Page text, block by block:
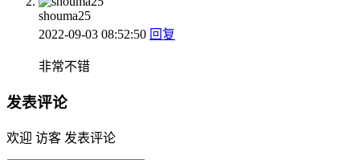
shouma25
2022-09-03 08:52:50 回复
非常不错
发表评论
欢迎 访客 发表评论